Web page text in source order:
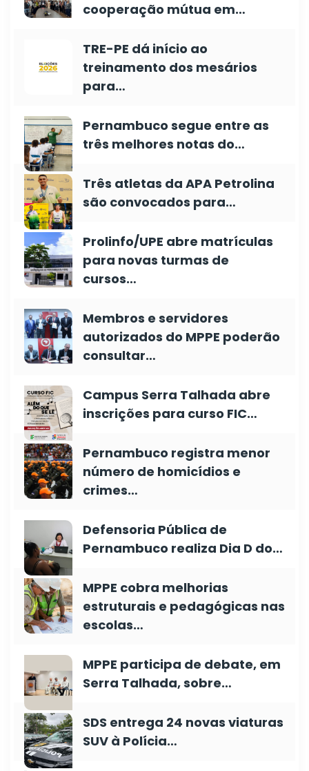
cooperação mútua em…
TRE-PE dá início ao
treinamento dos mesários
para…
Pernambuco segue entre as
três melhores notas do…
Três atletas da APA Petrolina
são convocados para…
Prolinfo/UPE abre matrículas
para novas turmas de
cursos…
Membros e servidores
autorizados do MPPE poderão
consultar…
Campus Serra Talhada abre
inscrições para curso FIC…
Pernambuco registra menor
número de homicídios e
crimes…
Defensoria Pública de
Pernambuco realiza Dia D do…
MPPE cobra melhorias
estruturais e pedagógicas nas
escolas…
MPPE participa de debate, em
Serra Talhada, sobre…
SDS entrega 24 novas viaturas
SUV à Polícia…